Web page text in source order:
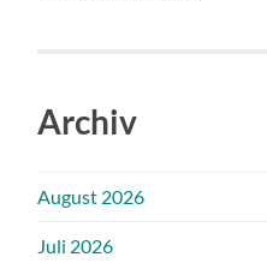
Archiv
August 2026
Juli 2026